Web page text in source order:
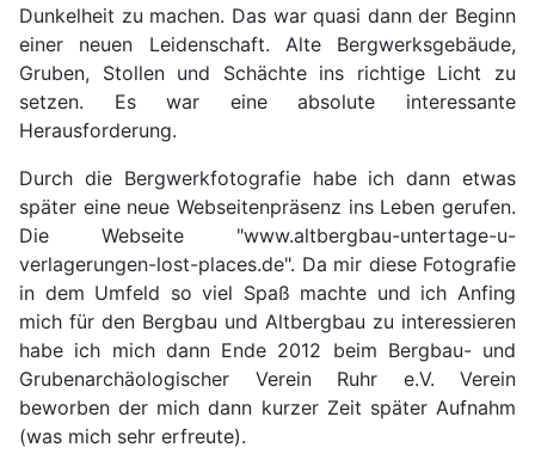
Dunkelheit zu machen. Das war quasi dann der Beginn
einer neuen Leidenschaft. Alte Bergwerksgebäude,
Gruben, Stollen und Schächte ins richtige Licht zu
setzen. Es war eine absolute interessante
Herausforderung.
Durch die Bergwerkfotografie habe ich dann etwas
später eine neue Webseitenpräsenz ins Leben gerufen.
Die Webseite "www.altbergbau-untertage-u-
verlagerungen-lost-places.de". Da mir diese Fotografie
in dem Umfeld so viel Spaß machte und ich Anfing
mich für den Bergbau und Altbergbau zu interessieren
habe ich mich dann Ende 2012 beim Bergbau- und
Grubenarchäologischer Verein Ruhr e.V. Verein
beworben der mich dann kurzer Zeit später Aufnahm
(was mich sehr erfreute).